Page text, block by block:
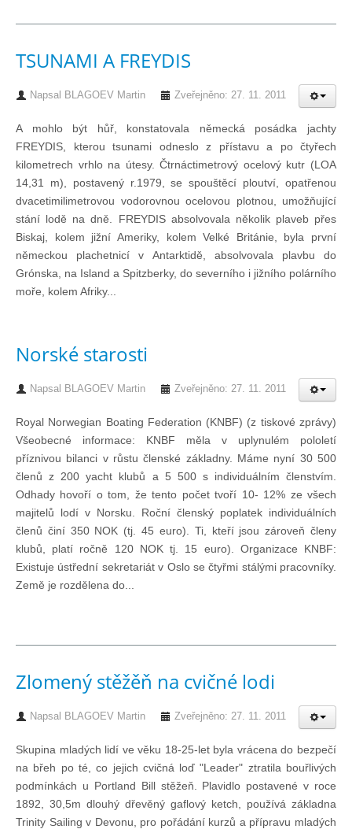
Kapitánské zkoušky
Ostatní
Soutěže a závody
Offshore Cup
Pohár mistrů
Osobnost roku
Modrá stuha
Pohárové závody
Kvízy
O lodích a plavbách
Technika lodí
O plavbách českých jachtařů
Převzaté články ze zahraničí
Ostatní články
Plavební oblasti
TSUNAMI A FREYDIS
Napsal BLAGOEV Martin Zveřejněno: 27. 11. 2011
A mohlo být hůř, konstatovala německá posádka jachty
FREYDIS, kterou tsunami odneslo z přístavu a po čtyřech
kilometrech vrhlo na útesy. Čtrnáctimetrový ocelový kutr (LOA
14,31 m), postavený r.1979, se spouštěcí ploutví, opatřenou
dvacetimilimetrovou vodorovnou ocelovou plotnou, umožňující
stání lodě na dně. FREYDIS absolvovala několik plaveb přes
Biskaj, kolem jižní Ameriky, kolem Velké Británie, byla první
německou plachetnicí v Antarktidě, absolvovala plavbu do
Grónska, na Island a Spitzberky, do severního i jižního polárního
moře, kolem Afriky...
Norské starosti
Napsal BLAGOEV Martin Zveřejněno: 27. 11. 2011
Royal Norwegian Boating Federation (KNBF) (z tiskové zprávy)
Všeobecné informace: KNBF měla v uplynulém pololetí
příznivou bilanci v růstu členské základny. Máme nyní 30 500
členů z 200 yacht klubů a 5 500 s individuálním členstvím.
Odhady hovoří o tom, že tento počet tvoří 10- 12% ze všech
majitelů lodí v Norsku. Roční členský poplatek individuálních
členů činí 350 NOK (tj. 45 euro). Ti, kteří jsou zároveň členy
klubů, platí ročně 120 NOK tj. 15 euro). Organizace KNBF:
Existuje ústřední sekretariát v Oslo se čtyřmi stálými pracovníky.
Země je rozdělena do...
Zlomený stěžěň na cvičné lodi
Napsal BLAGOEV Martin Zveřejněno: 27. 11. 2011
Skupina mladých lidí ve věku 18-25-let byla vrácena do bezpečí
na břeh po té, co jejich cvičná loď "Leader" ztratila bouřlivých
podmínkách u Portland Bill stěžeň. Plavidlo postavené v roce
1892, 30,5m dlouhý dřevěný gaflový ketch, používá základna
Trinity Sailing v Devonu, pro pořádání kurzů a přípravu mladých